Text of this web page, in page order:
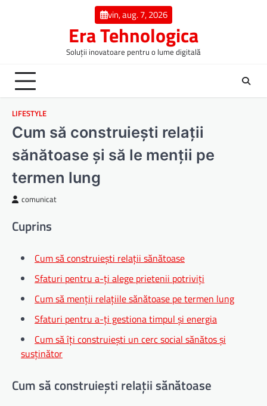
vin, aug. 7, 2026
Era Tehnologica
Soluții inovatoare pentru o lume digitală
LIFESTYLE
Cum să construiești relații
sănătoase și să le menții pe
termen lung
comunicat
Cuprins
Cum să construiești relații sănătoase
Sfaturi pentru a-ți alege prietenii potriviți
Cum să menții relațiile sănătoase pe termen lung
Sfaturi pentru a-ți gestiona timpul și energia
Cum să îți construiești un cerc social sănătos și
susținător
Cum să construiești relații sănătoase